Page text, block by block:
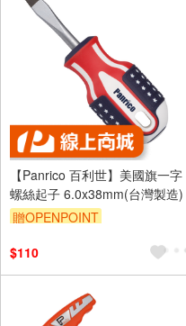
【Panrico 百利世】美國旗一字
螺絲起子 6.0x38mm(台灣製造)
贈OPENPOINT
$110